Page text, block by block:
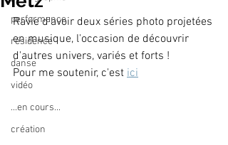
performance
résidence
danse
vidéo
...en cours...
création
Ravie d'avoir deux séries photo projetées
en musique, l'occasion de découvrir
d'autres univers, variés et forts !
Pour me soutenir, c'est ici